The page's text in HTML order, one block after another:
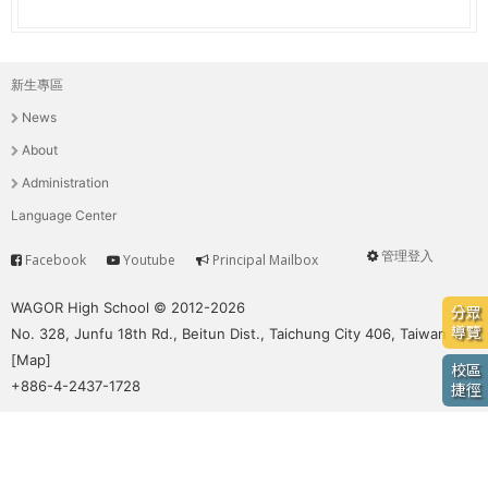
培
養
具
國
移
動
的
世
界
公
r
e
分眾
導覽
校區
捷徑
主
選
單
新生專區
News
About
Administration
Language Center
User
管理登入
Service
Facebook Youtube Principal Mailbox
WAGOR High School © 2012-2026
No. 328, Junfu 18th Rd., Beitun Dist., Taichung City 406, Taiwan
[Map]
+886-4-2437-1728